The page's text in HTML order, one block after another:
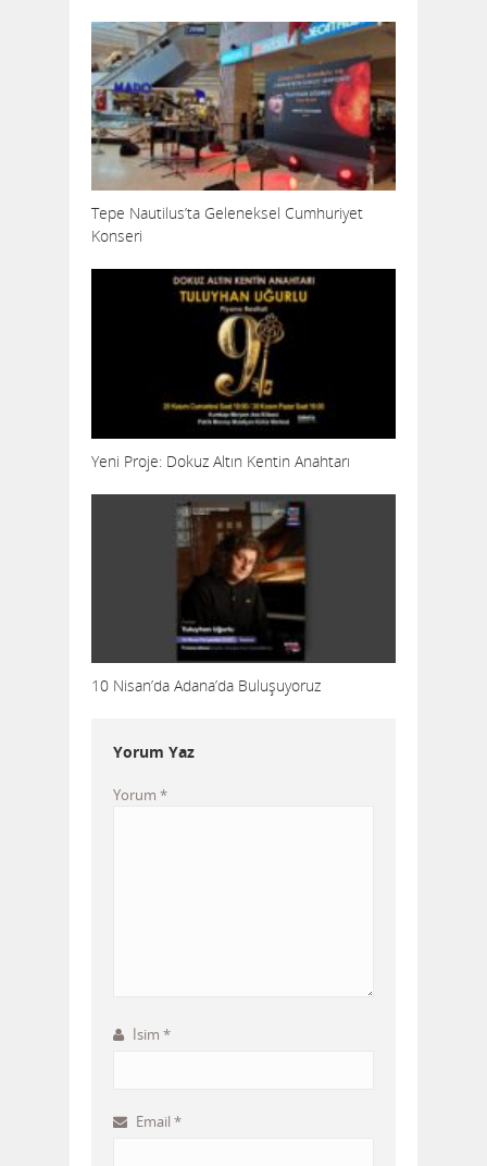
Tepe Nautilus’ta Geleneksel Cumhuriyet
Konseri
Yeni Proje: Dokuz Altın Kentin Anahtarı
10 Nisan’da Adana’da Buluşuyoruz
Yorum Yaz
Yorum *
İsim *
Email *